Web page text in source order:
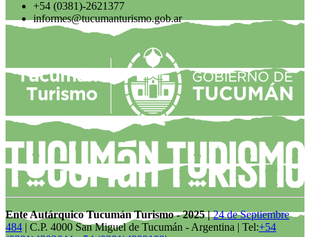
+54 (0381)-2621377
informes@tucumanturismo.gob.ar
Ente Autárquico Tucumán Turismo - 2025 |24 de Septiembre
484 | C.P. 4000 San Miguel de Tucumán - Argentina | Tel:+54